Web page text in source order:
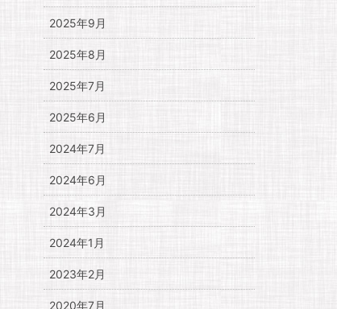
2025年9月
2025年8月
2025年7月
2025年6月
2024年7月
2024年6月
2024年3月
2024年1月
2023年2月
2020年7月